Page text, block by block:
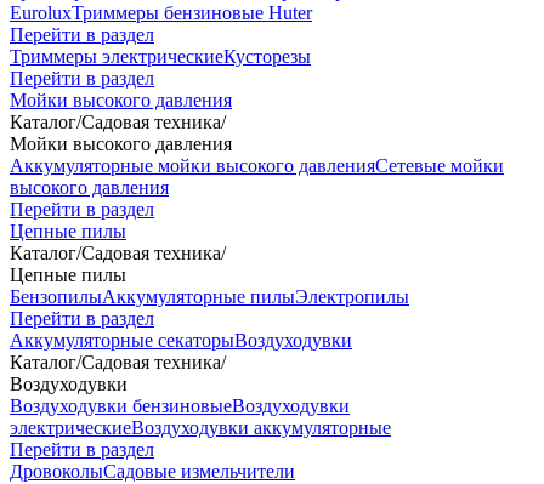
EuroluxТриммеры бензиновые Huter
Перейти в раздел
Триммеры электрическиеКусторезы
Перейти в раздел
Мойки высокого давления
Каталог/Садовая техника/
Мойки высокого давления
Аккумуляторные мойки высокого давленияСетевые мойки
высокого давления
Перейти в раздел
Цепные пилы
Каталог/Садовая техника/
Цепные пилы
БензопилыАккумуляторные пилыЭлектропилы
Перейти в раздел
Аккумуляторные секаторыВоздуходувки
Каталог/Садовая техника/
Воздуходувки
Воздуходувки бензиновыеВоздуходувки
электрическиеВоздуходувки аккумуляторные
Перейти в раздел
ДровоколыСадовые измельчители